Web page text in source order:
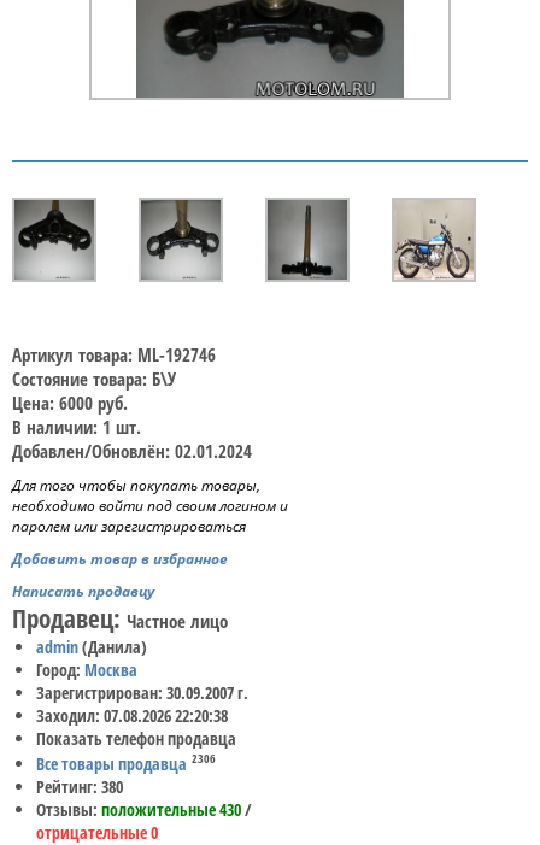
Артикул товара: ML-192746
Состояние товара: Б\У
Цена: 6000 руб.
В наличии: 1 шт.
Добавлен/Обновлён: 02.01.2024
Для того чтобы покупать товары,
необходимо войти под своим логином и
паролем или зарегистрироваться
Добавить товар в избранное
Написать продавцу
Продавец: Частное лицо
admin(Данила)
Город: Москва
Зарегистрирован: 30.09.2007 г.
Заходил: 07.08.2026 22:20:38
Показать телефон продавца
Все товары продавца 2306
Рейтинг: 380
Отзывы: положительные 430/
отрицательные 0